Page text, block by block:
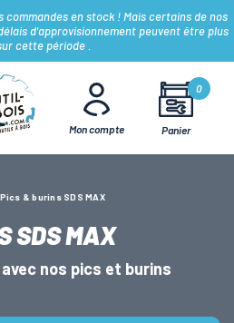
commandes en stock ! Mais certains de nos
d'approvisionnement peuvent être plus
cette période .
Mon compte Panier
0
& FORETS
& DISQUES
À MAIN
Pics & burins SDS MAX
SDS MAX
nos pics et burins